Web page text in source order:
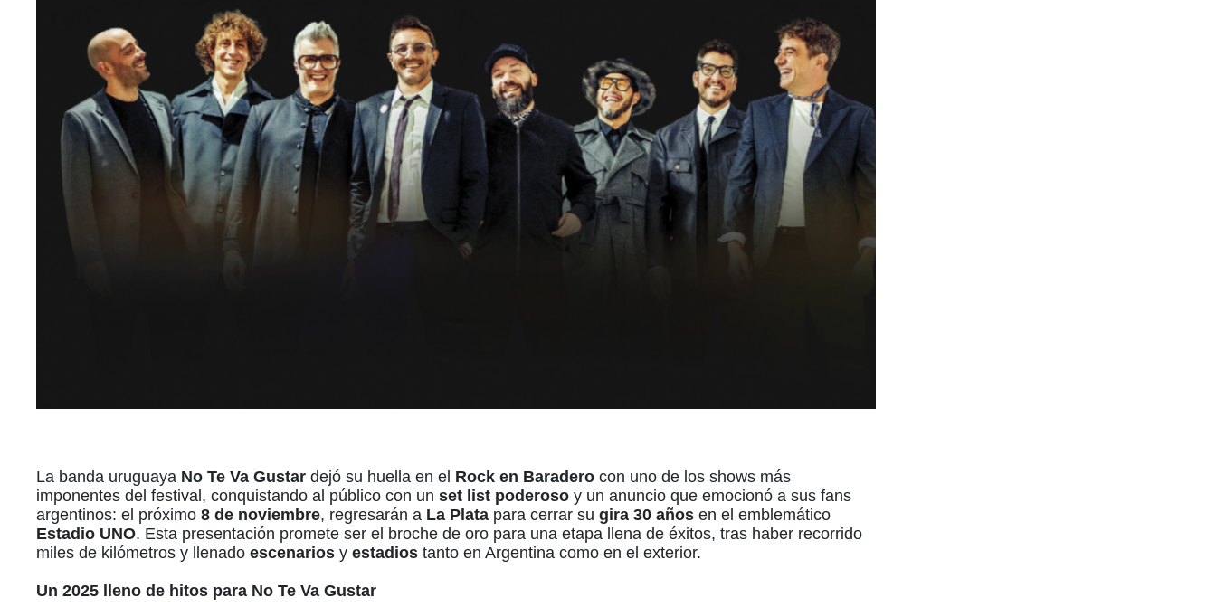
La banda uruguaya No Te Va Gustar dejó su huella en el Rock en Baradero con uno de los shows más
imponentes del festival, conquistando al público con un set list poderoso y un anuncio que emocionó a sus fans
argentinos: el próximo 8 de noviembre, regresarán a La Plata para cerrar su gira 30 años en el emblemático
Estadio UNO. Esta presentación promete ser el broche de oro para una etapa llena de éxitos, tras haber recorrido
miles de kilómetros y llenado escenarios y estadios tanto en Argentina como en el exterior.
Un 2025 lleno de hitos para No Te Va Gustar